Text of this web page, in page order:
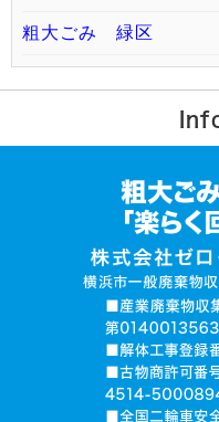
粗大ごみ 緑区
ご利用の流れ
運営会社
無許可業者に注意
お電話でお見積り依頼